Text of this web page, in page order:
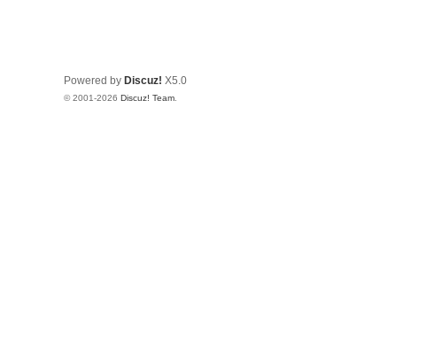
Powered by Discuz! X5.0
© 2001-2026 Discuz! Team